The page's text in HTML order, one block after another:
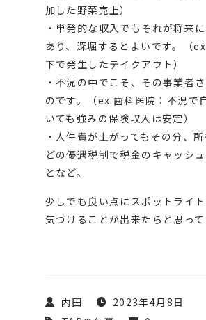
加した野菜売上）
・単発的な収入でもそれが将来
あり、深堀するとよいです。（
下で発生したテイクアウト）
・不況の中でこそ、その事業者
のです。（ex.歯科医院：不況で
いても強みの保険収入は安定）
・人件費が上がってもその分、
どの優遇税制で税金のキャッシ
となど。
少しでも良い点にスポットライ
気づけることが出来たらと思って
内田
2023年4月8日